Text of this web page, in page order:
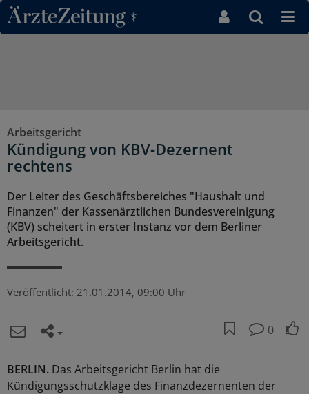
Direkt zum Inhaltsbereich
Arbeitsgericht
Kündigung von KBV-Dezernent
rechtens
Der Leiter des Geschäftsbereiches "Haushalt und
Finanzen" der Kassenärztlichen Bundesvereinigung
(KBV) scheitert in erster Instanz vor dem Berliner
Arbeitsgericht.
Veröffentlicht: 21.01.2014, 09:00 Uhr
0
BERLIN. Das Arbeitsgericht Berlin hat die
Kündigungsschutzklage des Finanzdezernenten der